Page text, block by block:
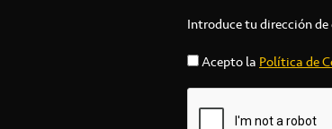
Introduce tu dirección
Acepto la Política de